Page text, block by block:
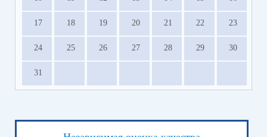
17 18 19 20 21 22 23
24 25 26 27 28 29 30
31